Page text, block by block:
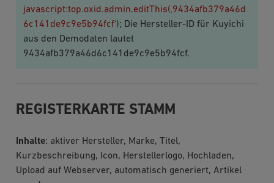
javascript:top.oxid.admin.editThis(‚9434afb379a46d
6c141de9c9e5b94fcf‘); Die Hersteller-ID für Kuyichi
aus den Demodaten lautet
9434afb379a46d6c141de9c9e5b94fcf.
REGISTERKARTE STAMM
Inhalte: aktiver Hersteller, Marke, Titel,
Kurzbeschreibung, Icon, Herstellerlogo, Hochladen,
Upload auf Webserver, automatisch generiert, Artikel